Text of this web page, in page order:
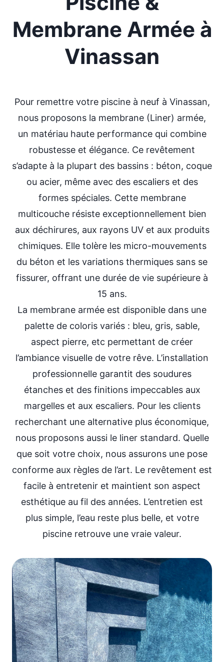
Membrane Armée à
Vinassan
Pour remettre votre piscine à neuf à Vinassan,
nous proposons la membrane (Liner) armée,
un matériau haute performance qui combine
robustesse et élégance. Ce revêtement
s’adapte à la plupart des bassins : béton, coque
ou acier, même avec des escaliers et des
formes spéciales. Cette membrane
multicouche résiste exceptionnellement bien
aux déchirures, aux rayons UV et aux produits
chimiques. Elle tolère les micro-mouvements
du béton et les variations thermiques sans se
fissurer, offrant une durée de vie supérieure à
15 ans.
La membrane armée est disponible dans une
palette de coloris variés : bleu, gris, sable,
aspect pierre, etc permettant de créer
l’ambiance visuelle de votre rêve. L’installation
professionnelle garantit des soudures
étanches et des finitions impeccables aux
margelles et aux escaliers. Pour les clients
recherchant une alternative plus économique,
nous proposons aussi le liner standard. Quelle
que soit votre choix, nous assurons une pose
conforme aux règles de l’art. Le revêtement est
facile à entretenir et maintient son aspect
esthétique au fil des années. L’entretien est
plus simple, l’eau reste plus belle, et votre
piscine retrouve une vraie valeur.